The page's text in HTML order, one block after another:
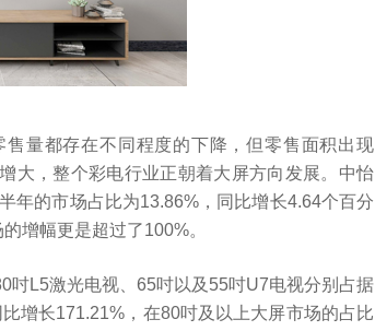
量都存在不同程度的下降，但零售面积出现
大，整个彩电行业正朝着大屏方向发展。中怡
年的市场占比为13.86%，同比增长4.64个百分
增幅更是超过了100%。
L5激光电视、65吋以及55吋U7电视分别占据
增长171.21%，在80吋及以上大屏市场的占比
对话AI创作者 vivo X Fold系列深度绑定AI长赛道
访谈 2 月前